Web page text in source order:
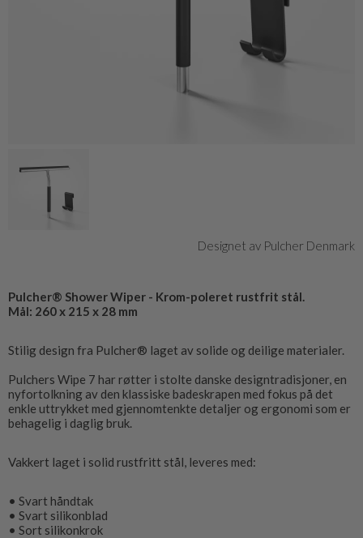
Designet av Pulcher Denmark
Pulcher® Shower Wiper - Krom-poleret rustfrit stål.
Mål: 260 x 215 x 28 mm
Stilig design fra Pulcher® laget av solide og deilige materialer.
Pulchers Wipe 7 har røtter i stolte danske designtradisjoner, en
nyfortolkning av den klassiske badeskrapen med fokus på det
enkle uttrykket med gjennomtenkte detaljer og ergonomi som er
behagelig i daglig bruk.
Vakkert laget i solid rustfritt stål, leveres med:
• Svart håndtak
• Svart silikonblad
• Sort silikonkrok